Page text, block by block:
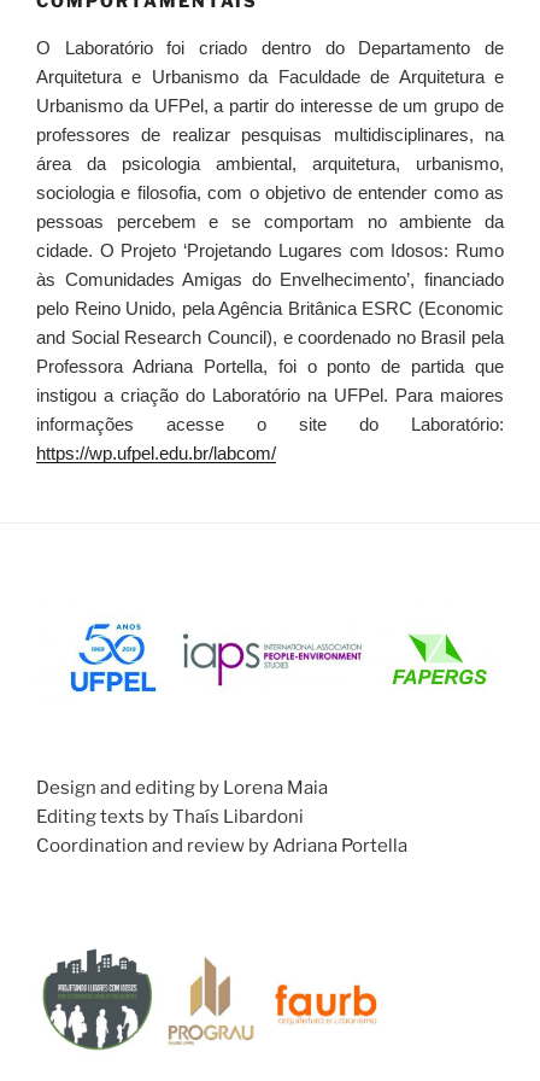
O Laboratório foi criado dentro do Departamento de
Arquitetura e Urbanismo da Faculdade de Arquitetura e
Urbanismo da UFPel, a partir do interesse de um grupo de
professores de realizar pesquisas multidisciplinares, na
área da psicologia ambiental, arquitetura, urbanismo,
sociologia e filosofia, com o objetivo de entender como as
pessoas percebem e se comportam no ambiente da
cidade. O Projeto ‘Projetando Lugares com Idosos: Rumo
às Comunidades Amigas do Envelhecimento’, financiado
pelo Reino Unido, pela Agência Britânica ESRC (Economic
and Social Research Council), e coordenado no Brasil pela
Professora Adriana Portella, foi o ponto de partida que
instigou a criação do Laboratório na UFPel. Para maiores
informações acesse o site do Laboratório:
https://wp.ufpel.edu.br/labcom/
Design and editing by Lorena Maia
Editing texts by Thaís Libardoni
Coordination and review by Adriana Portella